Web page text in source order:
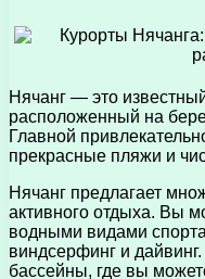
Нячанг — это
расположенный на
Главной
прекрасные пляжи и
Нячанг предлагает
активного отдыха. Вы
водными видами
виндсерфинг и
бассейны, где вы